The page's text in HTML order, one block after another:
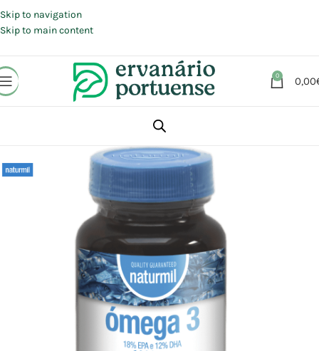
Skip to navigation
Skip to main content
0 0,00
Suplementos alimentares